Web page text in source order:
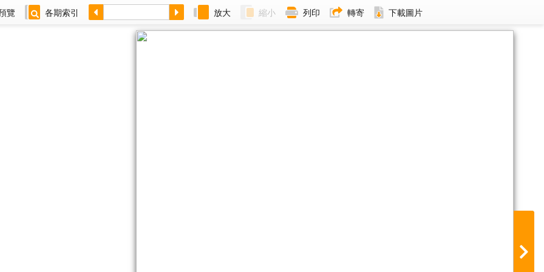
覽 各期索引 放大 縮小 列印 轉寄 下載圖片